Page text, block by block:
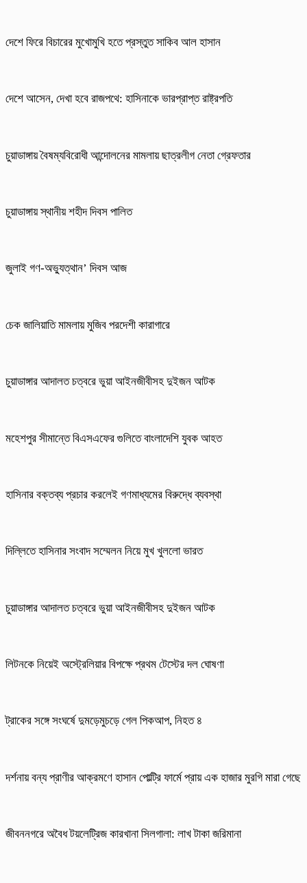
দেশে ফিরে বিচারের মুখোমুখি হতে প্রস্তুত সাকিব আল হাসান
দেশে আসেন, দেখা হবে রাজপথে: হাসিনাকে ভারপ্রাপ্ত রাষ্ট্রপতি
চুয়াডাঙ্গায় বৈষম্যবিরোধী আন্দোলনের মামলায় ছাত্রলীগ নেতা গ্রেফতার
চুয়াডাঙ্গায় স্থানীয় শহীদ দিবস পা‌লিত
জুলাই গণ-অভ্যুত্থান’ দিবস আজ
চেক জালিয়াতি মামলায় মুজিব পরদেশী কারাগারে
চুয়াডাঙ্গার আদালত চত্বরে ভুয়া আইনজীবীসহ দুইজন আটক
মহেশপুর সীমান্তে বিএসএফের গুলিতে বাংলাদেশি যুবক আহত
হাসিনার বক্তব্য প্রচার করলেই গণমাধ্যমের বিরুদ্ধে ব্যবস্থা
দিল্লিতে হাসিনার সংবাদ সম্মেলন নিয়ে মুখ খুললো ভারত
চুয়াডাঙ্গার আদালত চত্বরে ভুয়া আইনজীবীসহ দুইজন আটক
লিটনকে নিয়েই অস্ট্রেলিয়ার বিপক্ষে প্রথম টেস্টের দল ঘোষণা
ট্রাকের সঙ্গে সংঘর্ষে দুমড়েমুচড়ে গেল পিকআপ, নিহত ৪
দর্শনায় বন্য প্রাণীর আক্রমণে হাসান পোল্ট্রি ফার্মে প্রায় এক হাজার মুরগি মারা গেছে
জীবননগরে অবৈধ টয়লেট্রিজ কারখানা সিলগালা: লাখ টাকা জরিমানা